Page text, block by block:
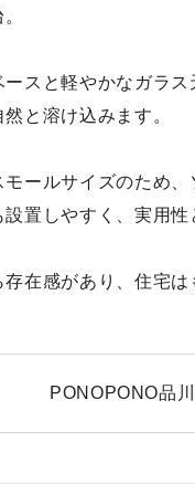
スと軽やかなガラ
と溶け込みます。
モールサイズのため
置しやすく、実用性
存在感があり、住宅
PONOPONO品